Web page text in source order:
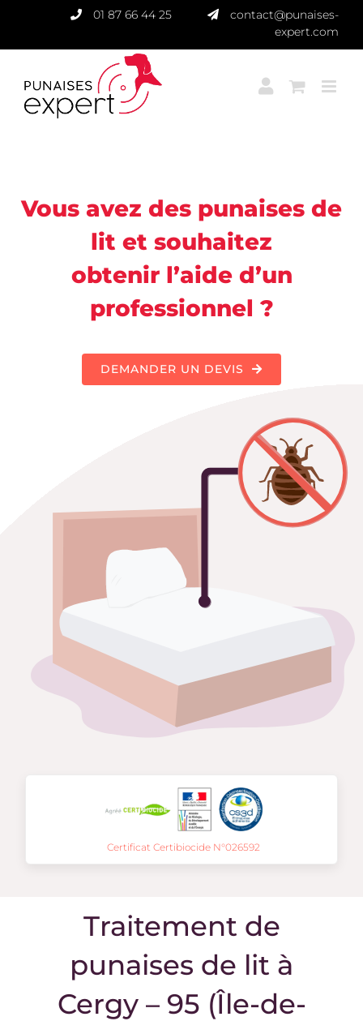
contenu
01 87 66 44 25
contact@punaises-
expert.com
Vous avez des punaises de
lit et souhaitez
obtenir l’aide d’un
professionnel ?
DEMANDER UN DEVIS
Certificat Certibiocide N°026592
Traitement de
punaises de lit à
Cergy – 95 (Île-de-